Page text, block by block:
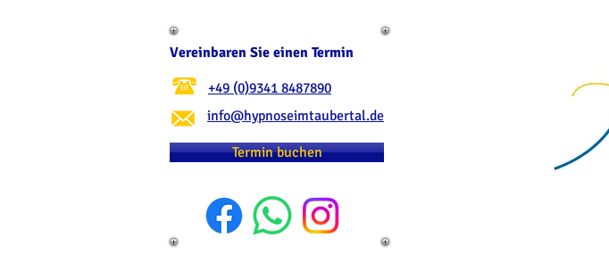
+49 (0)9341 8487890
info@hypnoseimtaubertal.de
Termin buchen
Vereinbaren Sie einen Termin